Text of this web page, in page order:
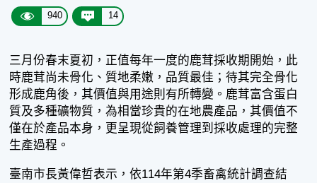
940 14
三月份春末夏初，正值每年一度的鹿茸採收期開始，此
時鹿茸尚未骨化、質地柔嫩，品質最佳；待其完全骨化
形成鹿角後，其價值與用途則有所轉變。鹿茸富含蛋白
質及多種礦物質，為相當珍貴的在地農產品，其價值不
僅在於產品本身，更呈現從飼養管理到採收處理的完整
生產過程。
臺南市長黃偉哲表示，依114年第4季畜禽統計調查結